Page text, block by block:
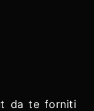
da te forniti